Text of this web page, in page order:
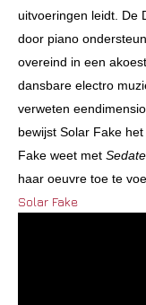
uitvoeringen leidt. De
door piano
overeind in een
dansbare electro
verweten
bewijst Solar Fake
Fake weet met
haar oeuvre toe te
Solar Fake